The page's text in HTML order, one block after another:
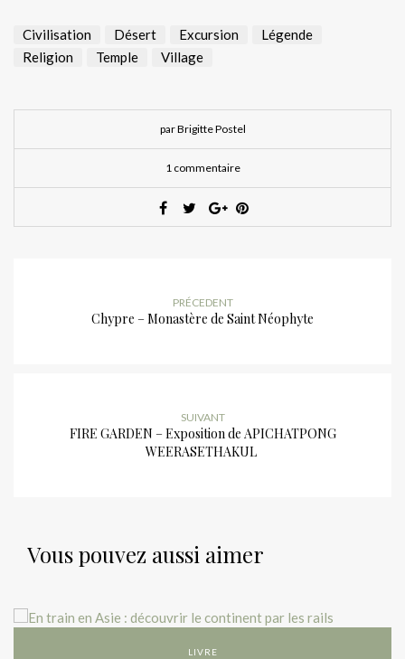
Civilisation Désert Excursion
Légende
Religion
Temple Village
par Brigitte Postel
1 commentaire
PRÉCEDENT
Chypre – Monastère de Saint Néophyte
SUIVANT
FIRE GARDEN – Exposition de APICHATPONG
WEERASETHAKUL
Vous pouvez aussi aimer
LIVRE